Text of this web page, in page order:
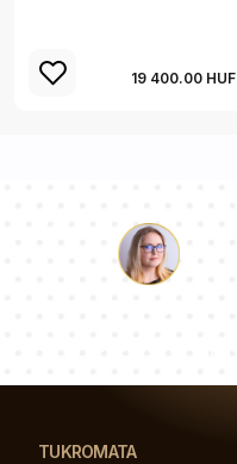
19 400.00 HUF
TUKROMATA